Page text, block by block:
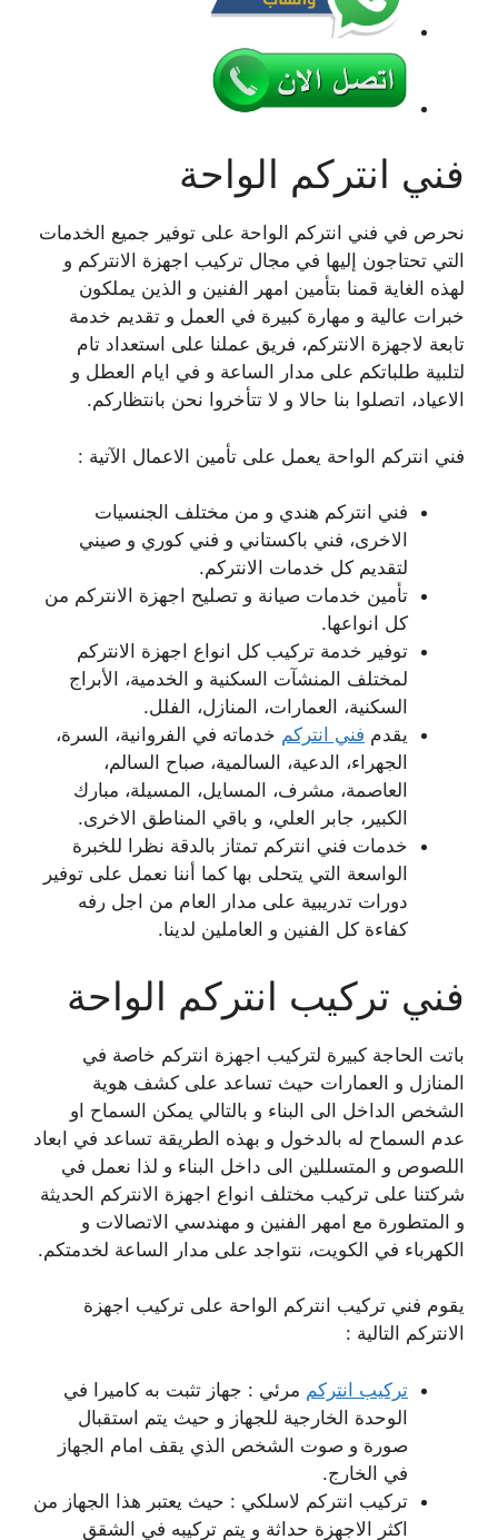
فني انتركم الواحة
نحرص في فني انتركم الواحة على توفير جميع الخدمات
التي تحتاجون إليها في مجال تركيب اجهزة الانتركم و
لهذه الغاية قمنا بتأمين امهر الفنين و الذين يملكون
خبرات عالية و مهارة كبيرة في العمل و تقديم خدمة
تابعة لاجهزة الانتركم، فريق عملنا على استعداد تام
لتلبية طلباتكم على مدار الساعة و في ايام العطل و
الاعياد، اتصلوا بنا حالا و لا تتأخروا نحن بانتظاركم.
فني انتركم الواحة يعمل على تأمين الاعمال الآتية :
فني انتركم هندي و من مختلف الجنسيات
الاخرى، فني باكستاني و فني كوري و صيني
لتقديم كل خدمات الانتركم.
تأمين خدمات صيانة و تصليح اجهزة الانتركم من
كل انواعها.
توفير خدمة تركيب كل انواع اجهزة الانتركم
لمختلف المنشآت السكنية و الخدمية، الأبراج
السكنية، العمارات، المنازل، الفلل.
يقدم فني انتركم خدماته في الفروانية، السرة،
الجهراء، الدعية، السالمية، صباح السالم،
العاصمة، مشرف، المسايل، المسيلة، مبارك
الكبير، جابر العلي، و باقي المناطق الاخرى.
خدمات فني انتركم تمتاز بالدقة نظرا للخبرة
الواسعة التي يتحلى بها كما أننا نعمل على توفير
دورات تدريبية على مدار العام من اجل رفه
كفاءة كل الفنين و العاملين لدينا.
فني تركيب انتركم الواحة
باتت الحاجة كبيرة لتركيب اجهزة انتركم خاصة في
المنازل و العمارات حيث تساعد على كشف هوية
الشخص الداخل الى البناء و بالتالي يمكن السماح او
عدم السماح له بالدخول و بهذه الطريقة تساعد في ابعاد
اللصوص و المتسللين الى داخل البناء و لذا نعمل في
شركتنا على تركيب مختلف انواع اجهزة الانتركم الحديثة
و المتطورة مع امهر الفنين و مهندسي الاتصالات و
الكهرباء في الكويت، نتواجد على مدار الساعة لخدمتكم.
يقوم فني تركيب انتركم الواحة على تركيب اجهزة
الانتركم التالية :
تركيب انتركم مرئي : جهاز تثبت به كاميرا في
الوحدة الخارجية للجهاز و حيث يتم استقبال
صورة و صوت الشخص الذي يقف امام الجهاز
في الخارج.
تركيب انتركم لاسلكي : حيث يعتبر هذا الجهاز من
اكثر الاجهزة حداثة و يتم تركيبه في الشقق